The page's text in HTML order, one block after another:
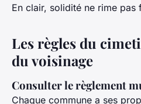
En clair, solidité ne rime pas
Les règles du
du voisinage
Consulter le règlement
Chaque commune a ses